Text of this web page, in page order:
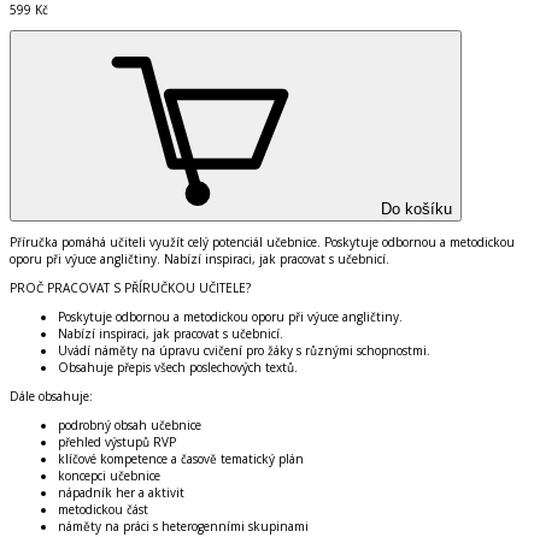
599 Kč
Do košíku
Příručka pomáhá učiteli využít celý potenciál učebnice. Poskytuje odbornou a metodickou
oporu při výuce angličtiny. Nabízí inspiraci, jak pracovat s učebnicí.
PROČ PRACOVAT S PŘÍRUČKOU UČITELE?
Poskytuje odbornou a metodickou oporu při výuce angličtiny.
Nabízí inspiraci, jak pracovat s učebnicí.
Uvádí náměty na úpravu cvičení pro žáky s různými schopnostmi.
Obsahuje přepis všech poslechových textů.
Dále obsahuje:
podrobný obsah učebnice
přehled výstupů RVP
klíčové kompetence a časově tematický plán
koncepci učebnice
nápadník her a aktivit
metodickou část
náměty na práci s heterogenními skupinami